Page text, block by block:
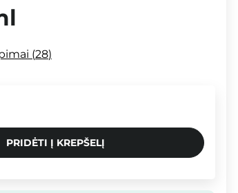
28
PRIDĖTI Į KREPŠELĮ